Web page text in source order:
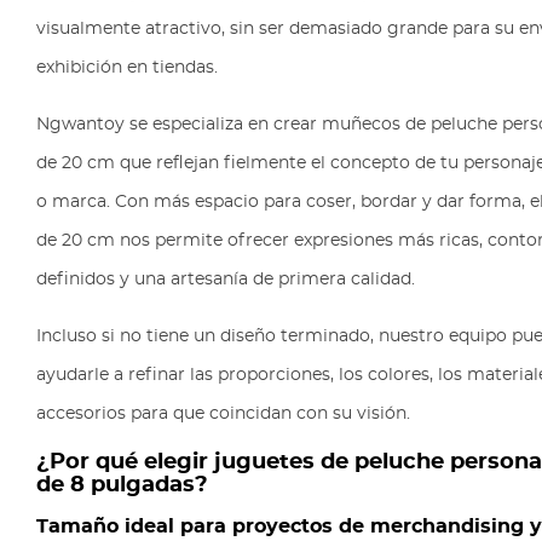
visualmente atractivo, sin ser demasiado grande para su
exhibición en tiendas.
Ngwantoy se especializa en crear muñecos de peluche
de 20 cm que reflejan fielmente el concepto de tu
o marca. Con más espacio para coser, bordar y dar forma,
de 20 cm nos permite ofrecer expresiones más ricas,
definidos y una artesanía de primera calidad.
Incluso si no tiene un diseño terminado, nuestro equipo
ayudarle a refinar las proporciones, los colores, los
accesorios para que coincidan con su visión.
¿Por qué elegir juguetes de peluche
de 8 pulgadas?
Tamaño ideal para proyectos de merchandising